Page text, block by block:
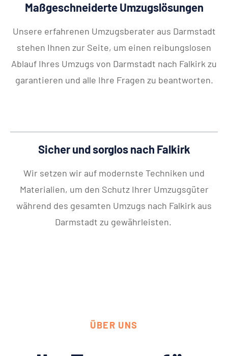
Maßgeschneiderte Umzugslösungen
Unsere erfahrenen Umzugsberater aus Darmstadt
stehen Ihnen zur Seite, um einen reibungslosen
Ablauf Ihres Umzugs von Darmstadt nach Falkirk zu
garantieren und alle Ihre Fragen zu beantworten.
Sicher und sorglos nach Falkirk
Wir setzen wir auf modernste Techniken und
Materialien, um den Schutz Ihrer Umzugsgüter
während des gesamten Umzugs nach Falkirk aus
Darmstadt zu gewährleisten.
ÜBER UNS